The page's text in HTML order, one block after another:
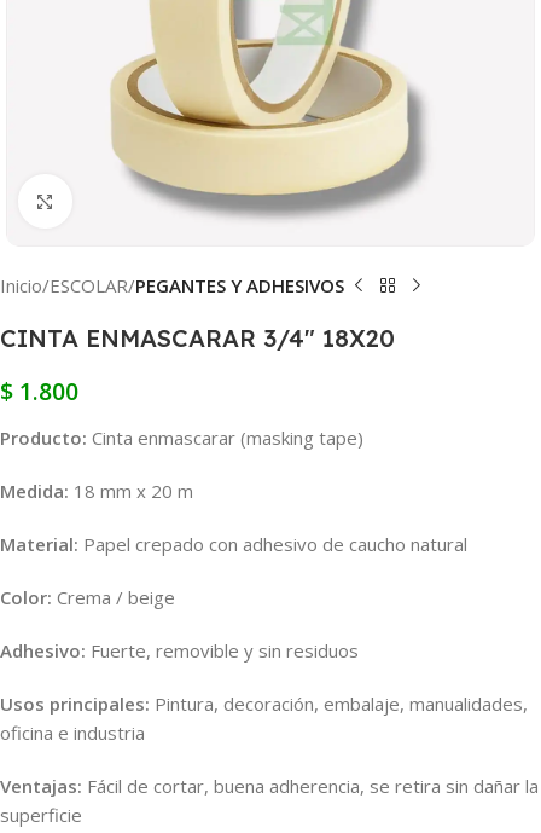
Clic para ampliar
Inicio ESCOLAR PEGANTES Y ADHESIVOS
CINTA ENMASCARAR 3/4″ 18X20
$ 1.800
Producto: Cinta enmascarar (masking tape)
Medida: 18 mm x 20 m
Material: Papel crepado con adhesivo de caucho natural
Color: Crema / beige
Adhesivo: Fuerte, removible y sin residuos
Usos principales: Pintura, decoración, embalaje, manualidades,
oficina e industria
Ventajas: Fácil de cortar, buena adherencia, se retira sin dañar la
superficie